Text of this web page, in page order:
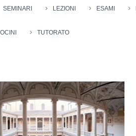
SEMINARI LEZIONI ESAMI
TUTORATO